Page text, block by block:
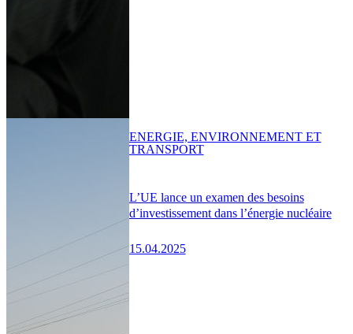
L’UE lance un examen des besoins
d’investissement dans l’énergie nucléaire
15.04.2025
ENERGIE, ENVIRONNEMENT ET
TRANSPORT